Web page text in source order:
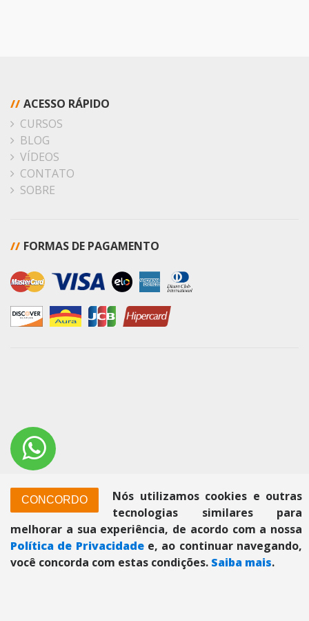
// ACESSO RÁPIDO
CURSOS
BLOG
VÍDEOS
CONTATO
SOBRE
// FORMAS DE PAGAMENTO
© 2026. GrupoCEV. Todos os direitos reservados.
CONCORDO
Nós utilizamos cookies e outras
tecnologias similares para
melhorar a sua experiência, de acordo com a nossa
Política de Privacidadee, ao continuar navegando,
você concorda com estas condições. Saiba mais.